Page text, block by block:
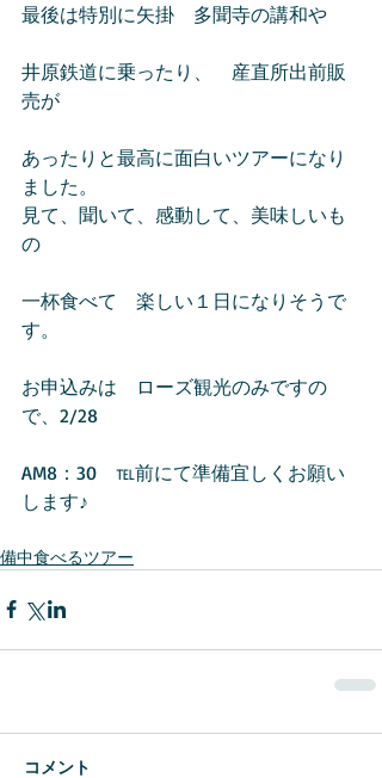
最後は特別に矢掛　多聞寺の講和や
井原鉄道に乗ったり、　産直所出前販
売が
あったりと最高に面白いツアーになり
ました。
見て、聞いて、感動して、美味しいも
の
一杯食べて　楽しい１日になりそうで
す。
お申込みは　ローズ観光のみですの
で、2/28
AM8：30　℡前にて準備宜しくお願い
します♪
備中食べるツアー
コメント